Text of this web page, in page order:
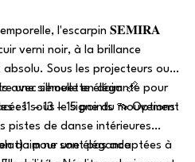
l'escarpin 𝐒𝐄𝐌𝐈𝐑𝐀
verni noir, à la brillance
Sous les projecteurs ou
une silhouette élégante pour
sous le signe du mouvement
avec semelle en daim 📏
: 11 – 13 – 15 points 👡 Options
pistes de danse intérieures
: pour une élégance
daim ne sont pas adaptées à